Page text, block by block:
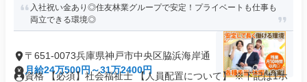
入社祝い金あり◎住友林業グループで安定！プライベートも仕事も
両立できる環境◎
〒651-0073兵庫県神戸市中央区脇浜海岸通
月給24万500円～31万2400円
資格 【必須】社会福祉士 【人員配置について】 ※下記は1ホ